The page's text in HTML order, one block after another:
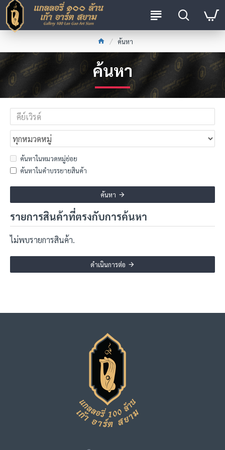
ค้นหา
ค้นหา
ค้นหาในหมวดหมู่ย่อย
ค้นหาในคำบรรยายสินค้า
ค้นหา
รายการสินค้าที่ตรงกับการค้นหา
ไม่พบรายการสินค้า.
ดำเนินการต่อ